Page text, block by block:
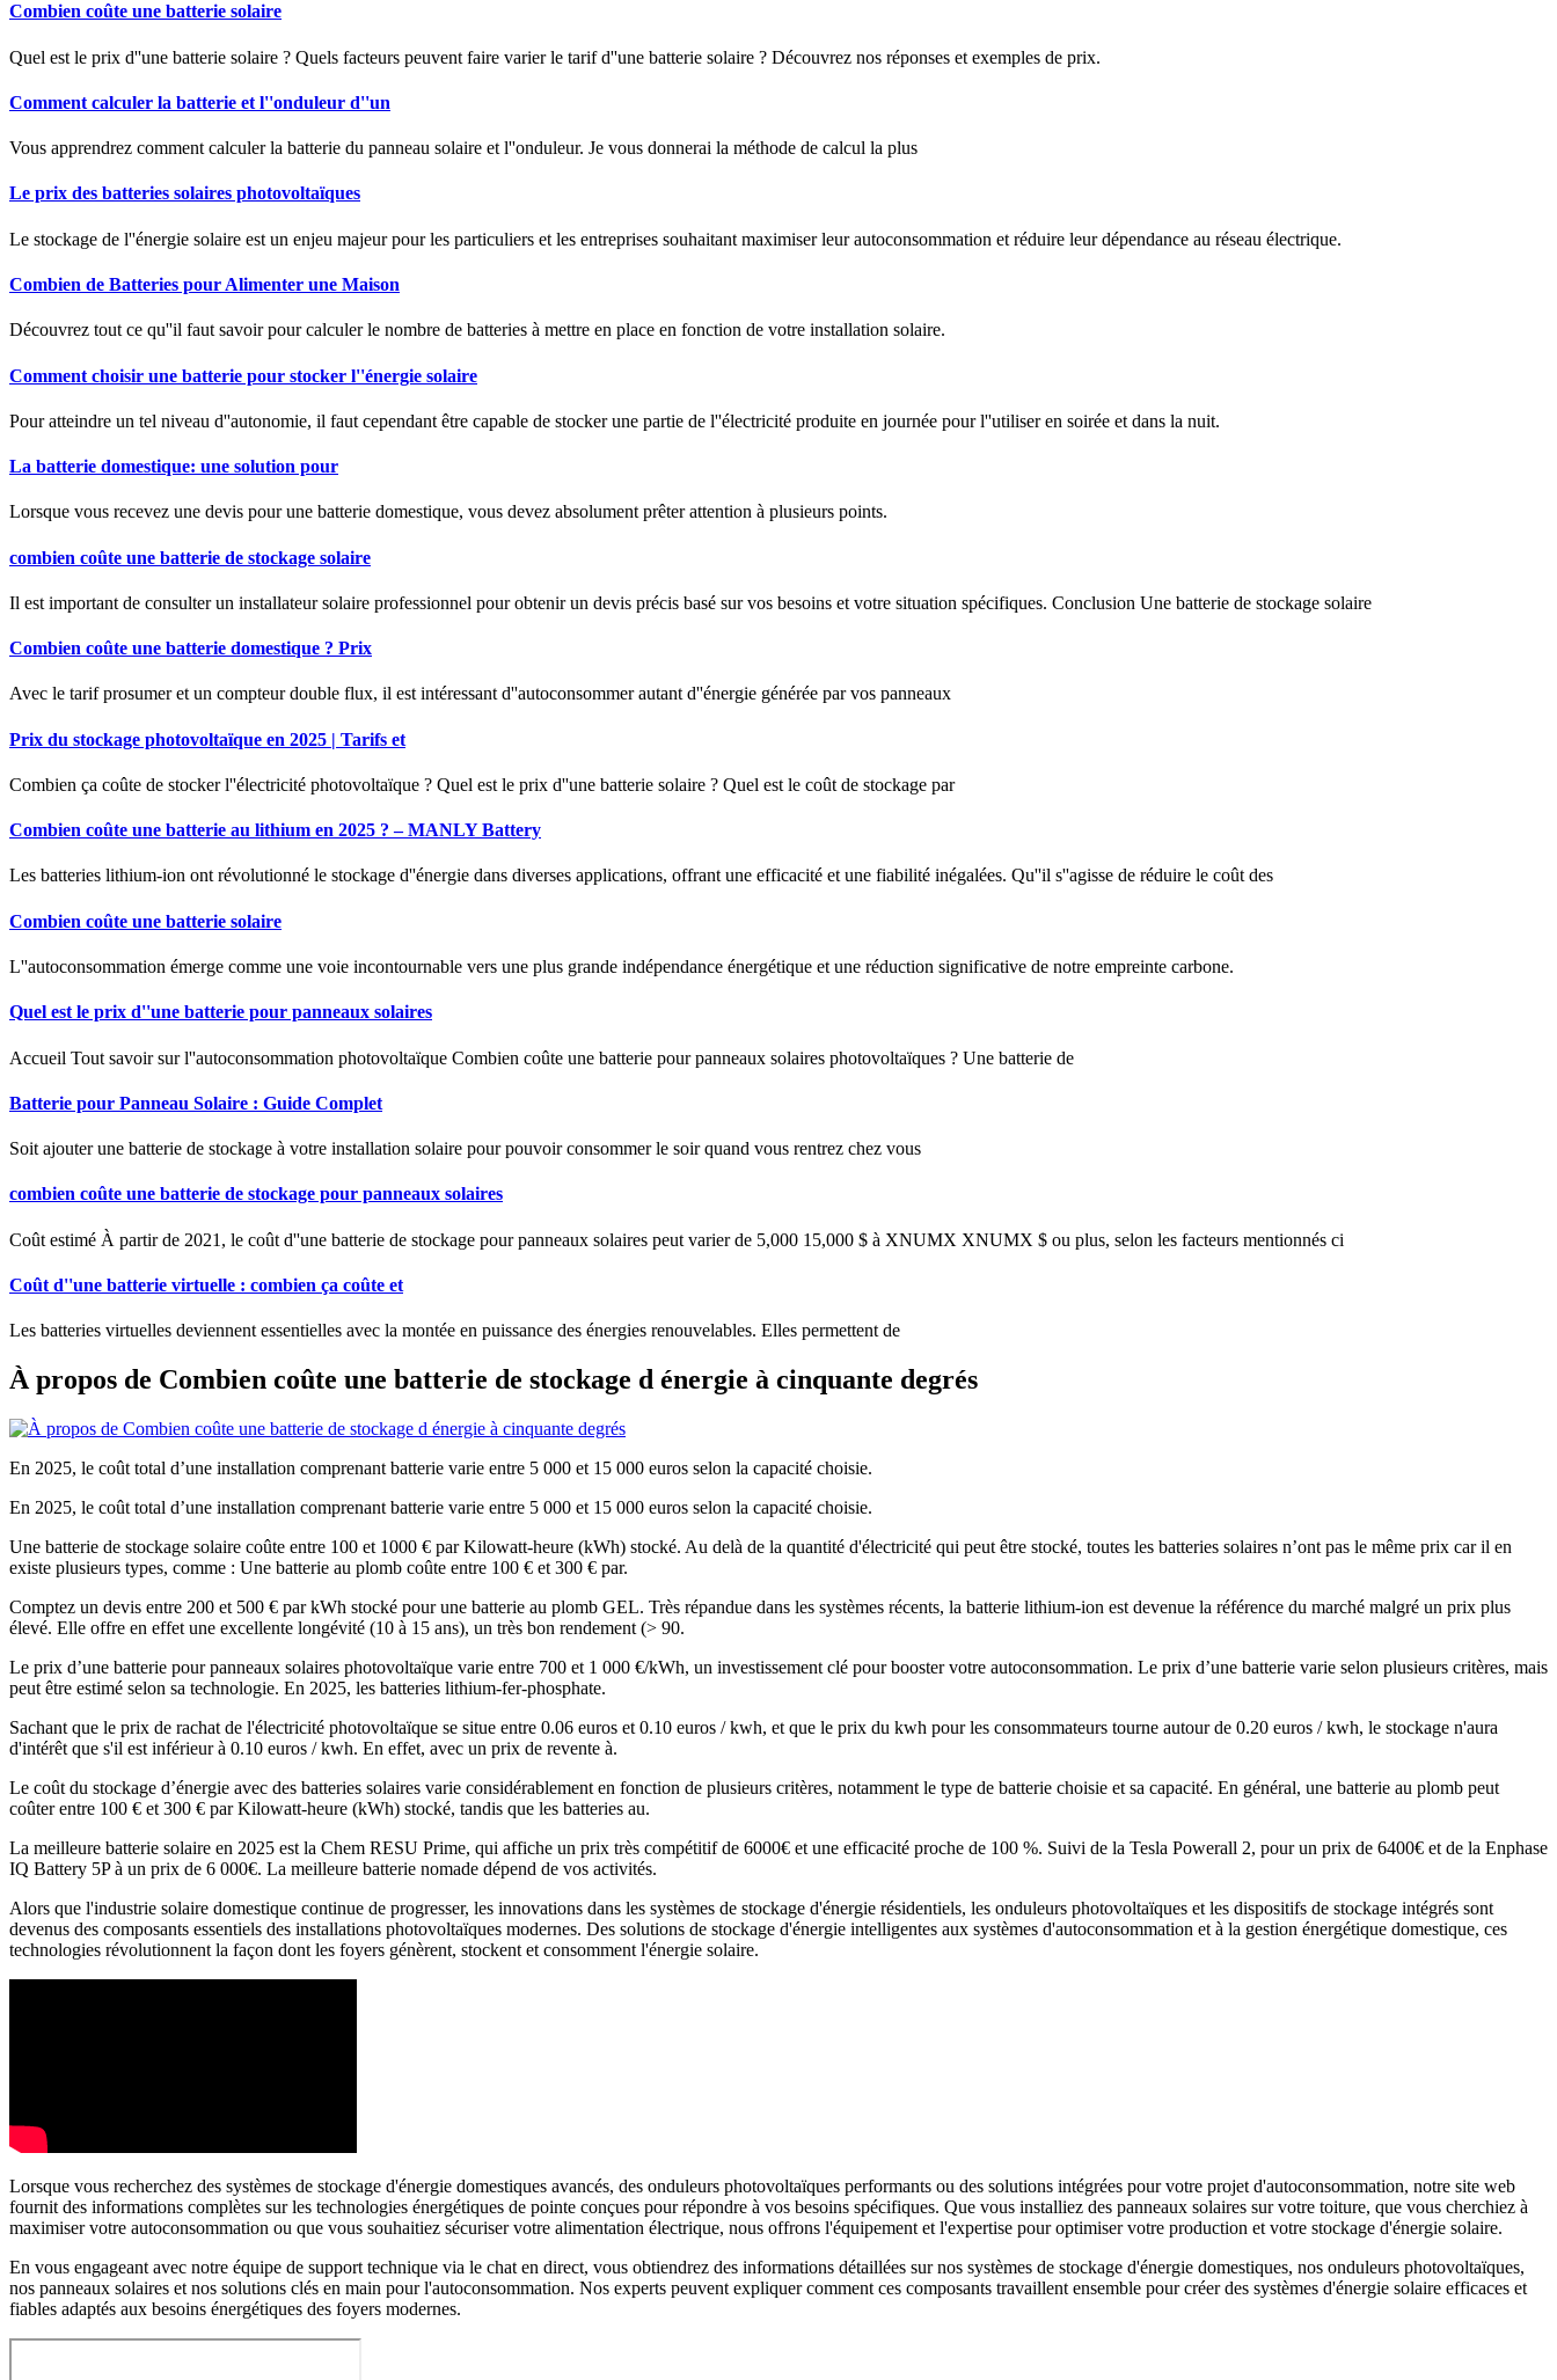
Combien coûte une batterie solaire
Quel est le prix d''une batterie solaire ? Quels facteurs peuvent faire varier le tarif d''une batterie solaire ? Découvrez nos réponses et exemples de prix.
Comment calculer la batterie et l''onduleur d''un
Vous apprendrez comment calculer la batterie du panneau solaire et l''onduleur. Je vous donnerai la méthode de calcul la plus
Le prix des batteries solaires photovoltaïques
Le stockage de l''énergie solaire est un enjeu majeur pour les particuliers et les entreprises souhaitant maximiser leur autoconsommation et réduire leur dépendance au réseau électrique.
Combien de Batteries pour Alimenter une Maison
Découvrez tout ce qu''il faut savoir pour calculer le nombre de batteries à mettre en place en fonction de votre installation solaire.
Comment choisir une batterie pour stocker l''énergie solaire
Pour atteindre un tel niveau d''autonomie, il faut cependant être capable de stocker une partie de l''électricité produite en journée pour l''utiliser en soirée et dans la nuit.
La batterie domestique: une solution pour
Lorsque vous recevez une devis pour une batterie domestique, vous devez absolument prêter attention à plusieurs points.
combien coûte une batterie de stockage solaire
Il est important de consulter un installateur solaire professionnel pour obtenir un devis précis basé sur vos besoins et votre situation spécifiques. Conclusion Une batterie de stockage solaire
Combien coûte une batterie domestique ? Prix
Avec le tarif prosumer et un compteur double flux, il est intéressant d''autoconsommer autant d''énergie générée par vos panneaux
Prix du stockage photovoltaïque en 2025 | Tarifs et
Combien ça coûte de stocker l''électricité photovoltaïque ? Quel est le prix d''une batterie solaire ? Quel est le coût de stockage par
Combien coûte une batterie au lithium en 2025 ? – MANLY Battery
Les batteries lithium-ion ont révolutionné le stockage d''énergie dans diverses applications, offrant une efficacité et une fiabilité inégalées. Qu''il s''agisse de réduire le coût des
Combien coûte une batterie solaire
L''autoconsommation émerge comme une voie incontournable vers une plus grande indépendance énergétique et une réduction significative de notre empreinte carbone.
Quel est le prix d''une batterie pour panneaux solaires
Accueil Tout savoir sur l''autoconsommation photovoltaïque Combien coûte une batterie pour panneaux solaires photovoltaïques ? Une batterie de
Batterie pour Panneau Solaire : Guide Complet
Soit ajouter une batterie de stockage à votre installation solaire pour pouvoir consommer le soir quand vous rentrez chez vous
combien coûte une batterie de stockage pour panneaux solaires
Coût estimé À partir de 2021, le coût d''une batterie de stockage pour panneaux solaires peut varier de 5,000 15,000 $ à XNUMX XNUMX $ ou plus, selon les facteurs mentionnés ci
Coût d''une batterie virtuelle : combien ça coûte et
Les batteries virtuelles deviennent essentielles avec la montée en puissance des énergies renouvelables. Elles permettent de
À propos de Combien coûte une batterie de stockage d énergie à cinquante degrés
En 2025, le coût total d’une installation comprenant batterie varie entre 5 000 et 15 000 euros selon la capacité choisie.
En 2025, le coût total d’une installation comprenant batterie varie entre 5 000 et 15 000 euros selon la capacité choisie.
Une batterie de stockage solaire coûte entre 100 et 1000 € par Kilowatt-heure (kWh) stocké. Au delà de la quantité d'électricité qui peut être stocké, toutes les batteries solaires n’ont pas le même prix car il en
existe plusieurs types, comme : Une batterie au plomb coûte entre 100 € et 300 € par.
Comptez un devis entre 200 et 500 € par kWh stocké pour une batterie au plomb GEL. Très répandue dans les systèmes récents, la batterie lithium-ion est devenue la référence du marché malgré un prix plus
élevé. Elle offre en effet une excellente longévité (10 à 15 ans), un très bon rendement (> 90.
Le prix d’une batterie pour panneaux solaires photovoltaïque varie entre 700 et 1 000 €/kWh, un investissement clé pour booster votre autoconsommation. Le prix d’une batterie varie selon plusieurs critères, mais
peut être estimé selon sa technologie. En 2025, les batteries lithium-fer-phosphate.
Sachant que le prix de rachat de l'électricité photovoltaïque se situe entre 0.06 euros et 0.10 euros / kwh, et que le prix du kwh pour les consommateurs tourne autour de 0.20 euros / kwh, le stockage n'aura
d'intérêt que s'il est inférieur à 0.10 euros / kwh. En effet, avec un prix de revente à.
Le coût du stockage d’énergie avec des batteries solaires varie considérablement en fonction de plusieurs critères, notamment le type de batterie choisie et sa capacité. En général, une batterie au plomb peut
coûter entre 100 € et 300 € par Kilowatt-heure (kWh) stocké, tandis que les batteries au.
La meilleure batterie solaire en 2025 est la Chem RESU Prime, qui affiche un prix très compétitif de 6000€ et une efficacité proche de 100 %. Suivi de la Tesla Powerall 2, pour un prix de 6400€ et de la Enphase
IQ Battery 5P à un prix de 6 000€. La meilleure batterie nomade dépend de vos activités.
Alors que l'industrie solaire domestique continue de progresser, les innovations dans les systèmes de stockage d'énergie résidentiels, les onduleurs photovoltaïques et les dispositifs de stockage intégrés sont
devenus des composants essentiels des installations photovoltaïques modernes. Des solutions de stockage d'énergie intelligentes aux systèmes d'autoconsommation et à la gestion énergétique domestique, ces
technologies révolutionnent la façon dont les foyers génèrent, stockent et consomment l'énergie solaire.
Lorsque vous recherchez des systèmes de stockage d'énergie domestiques avancés, des onduleurs photovoltaïques performants ou des solutions intégrées pour votre projet d'autoconsommation, notre site web
fournit des informations complètes sur les technologies énergétiques de pointe conçues pour répondre à vos besoins spécifiques. Que vous installiez des panneaux solaires sur votre toiture, que vous cherchiez à
maximiser votre autoconsommation ou que vous souhaitiez sécuriser votre alimentation électrique, nous offrons l'équipement et l'expertise pour optimiser votre production et votre stockage d'énergie solaire.
En vous engageant avec notre équipe de support technique via le chat en direct, vous obtiendrez des informations détaillées sur nos systèmes de stockage d'énergie domestiques, nos onduleurs photovoltaïques,
nos panneaux solaires et nos solutions clés en main pour l'autoconsommation. Nos experts peuvent expliquer comment ces composants travaillent ensemble pour créer des systèmes d'énergie solaire efficaces et
fiables adaptés aux besoins énergétiques des foyers modernes.